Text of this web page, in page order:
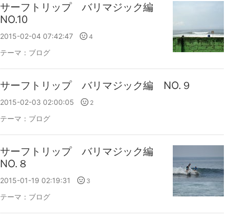
サーフトリップ バリマジック編
NO.10
2015-02-04 07:42:47 4
テーマ： ブログ
サーフトリップ バリマジック編 NO.９
2015-02-03 02:00:05 2
テーマ： ブログ
サーフトリップ バリマジック編
NO.８
2015-01-19 02:19:31 3
テーマ： ブログ